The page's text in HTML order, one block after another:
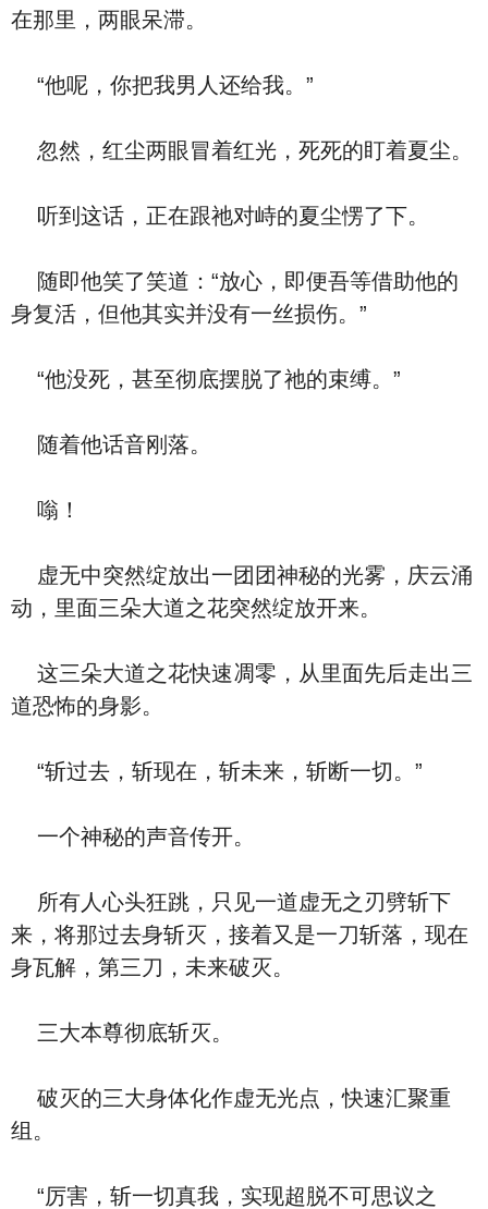
在那里，两眼呆滞。
“他呢，你把我男人还给我。”
忽然，红尘两眼冒着红光，死死的盯着夏尘。
听到这话，正在跟祂对峙的夏尘愣了下。
随即他笑了笑道：“放心，即便吾等借助他的
身复活，但他其实并没有一丝损伤。”
“他没死，甚至彻底摆脱了祂的束缚。”
随着他话音刚落。
嗡！
虚无中突然绽放出一团团神秘的光雾，庆云涌
动，里面三朵大道之花突然绽放开来。
这三朵大道之花快速凋零，从里面先后走出三
道恐怖的身影。
“斩过去，斩现在，斩未来，斩断一切。”
一个神秘的声音传开。
所有人心头狂跳，只见一道虚无之刃劈斩下
来，将那过去身斩灭，接着又是一刀斩落，现在
身瓦解，第三刀，未来破灭。
三大本尊彻底斩灭。
破灭的三大身体化作虚无光点，快速汇聚重
组。
“厉害，斩一切真我，实现超脱不可思议之